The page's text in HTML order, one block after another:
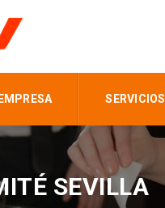
EMPRESA SERVICIOS
SEVILLA